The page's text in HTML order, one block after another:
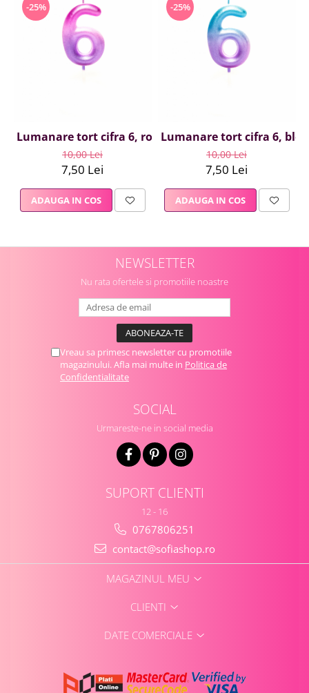
-25%
Lumanare tort cifra 6, roz-mov, 6 cm
10,00 Lei
7,50 Lei
ADAUGA IN COS
-25%
Lumanare tort cifra 6,
10,00 Lei
7,50 Lei
ADAUGA IN COS
NEWSLETTER
Nu rata ofertele si promotiile noastre
Vreau sa primesc newsletter cu promotiile
magazinului. Afla mai multe in Politica de
Confidentialitate
SOCIAL
Urmareste-ne in social media
SUPORT CLIENTI
12 - 16
0767806251
contact@sofiashop.ro
MAGAZINUL MEU
CLIENTI
DATE COMERCIALE